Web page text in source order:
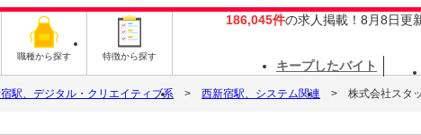
職種から探す 特徴から探す
186,045件の求人掲載！8月8日更
キープしたバイト
駅、デジタル・クリエイティブ系 西新宿駅、システム関連 株式会社スタ